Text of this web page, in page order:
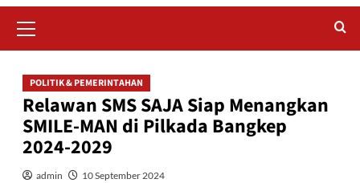
Menu
POLITIK & PEMERINTAHAN
Relawan SMS SAJA Siap Menangkan
SMILE-MAN di Pilkada Bangkep
2024-2029
admin 10 September 2024